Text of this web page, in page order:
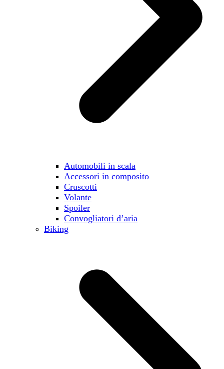
Automobili in scala
Accessori in composito
Cruscotti
Volante
Spoiler
Convogliatori d’aria
Biking